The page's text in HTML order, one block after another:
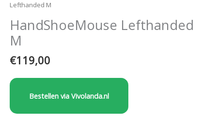
Lefthanded M
HandShoeMouse Lefthanded
M
€119,00
Bestellen via Vivolanda.nl